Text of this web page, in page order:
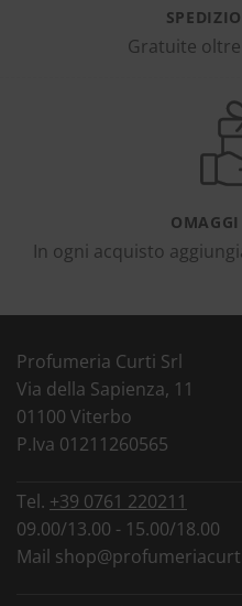
Gratuite oltre
In ogni acquisto
Profumeria Curti Srl
Via della Sapienza, 11
01100 Viterbo
P.Iva 01211260565
Tel. +39 0761 220211
09.00/13.00 - 15.00/18.00
Mail